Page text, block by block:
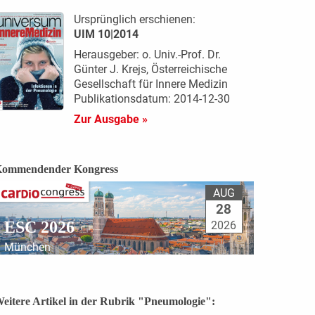
Ursprünglich erschienen:
UIM 10|2014
Herausgeber: o. Univ.-Prof. Dr.
Günter J. Krejs, Österreichische
Gesellschaft für Innere Medizin
Publikationsdatum: 2014-12-30
Zur Ausgabe »
Kongress
ESC 2026
München
AUG
28
2026
Artikel in der Rubrik "Pneumologie":